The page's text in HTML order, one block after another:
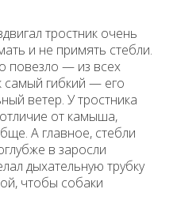
тростник очень
и не примять стебли.
повезло — из всех
самый гибкий — его
ветер. У тростника
от камыша,
А главное, стебли
в заросли
дыхательную трубку
чтобы собаки